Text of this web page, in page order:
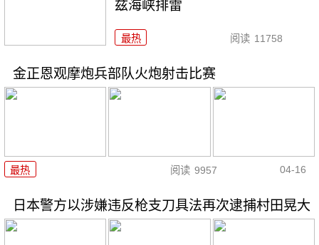
兹海峡排雷
最热 阅读 11758
金正恩观摩炮兵部队火炮射击比赛
最热 阅读 9957 04-16
日本警方以涉嫌违反枪支刀具法再次逮捕村田晃大